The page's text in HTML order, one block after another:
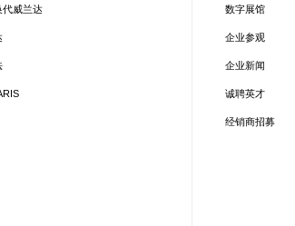
代威兰达 数字展馆
企业参观
企业新闻
诚聘英才
经销商招募